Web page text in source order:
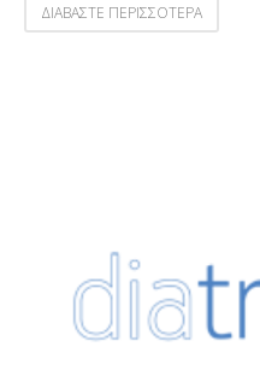
ΔΙΑΒΑΣΤΕ ΠΕΡΙΣΣΟΤΕΡΑ